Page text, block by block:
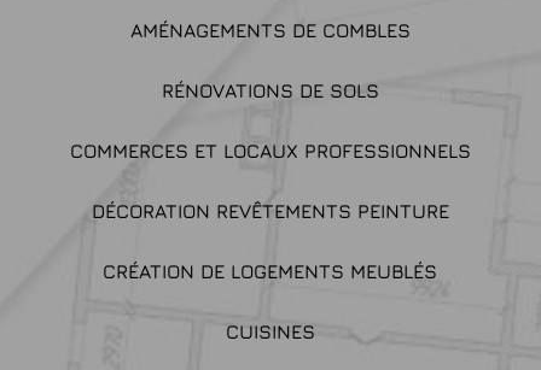
AMÉNAGEMENTS DE COMBLES
RÉNOVATIONS DE SOLS
COMMERCES ET LOCAUX PROFESSIONNELS
DÉCORATION REVÊTEMENTS PEINTURE
CRÉATION DE LOGEMENTS MEUBLÉS
CUISINES